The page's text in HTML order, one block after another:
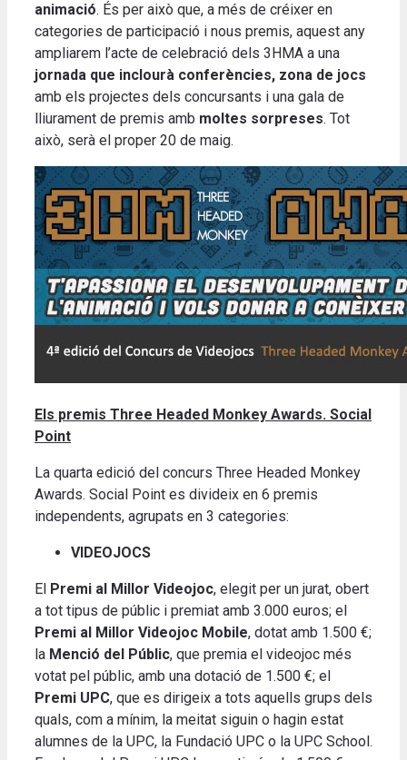
animació. És per això que, a més de créixer en
categories de participació i nous premis, aquest any
ampliarem l’acte de celebració dels 3HMA a una
jornada que inclourà conferències, zona de jocs
amb els projectes dels concursants i una gala de
lliurament de premis amb moltes sorpreses. Tot
això, serà el proper 20 de maig.
Els premis Three Headed Monkey Awards. Social
Point
La quarta edició del concurs Three Headed Monkey
Awards. Social Point es divideix en 6 premis
independents, agrupats en 3 categories:
VIDEOJOCS
El Premi al Millor Videojoc, elegit per un jurat, obert
a tot tipus de públic i premiat amb 3.000 euros; el
Premi al Millor Videojoc Mobile, dotat amb 1.500 €;
la Menció del Públic, que premia el videojoc més
votat pel públic, amb una dotació de 1.500 €; el
Premi UPC, que es dirigeix a tots aquells grups dels
quals, com a mínim, la meitat siguin o hagin estat
alumnes de la UPC, la Fundació UPC o la UPC School.